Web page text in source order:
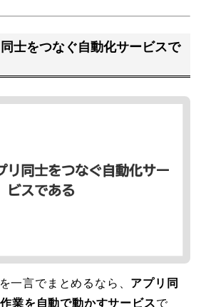
士をつなぐ自動化サービスで
一言でまとめるなら、 アプリ同
業を自動で動かすサービスで